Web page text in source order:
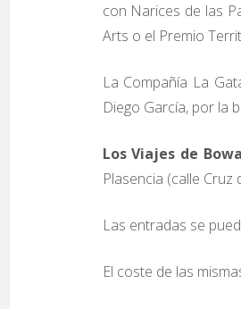
con Narices de las
Arts o el Premio
La Compañía La
Diego García, por la
Los Viajes de
Plasencia (calle Cruz
Las entradas se
El coste de las